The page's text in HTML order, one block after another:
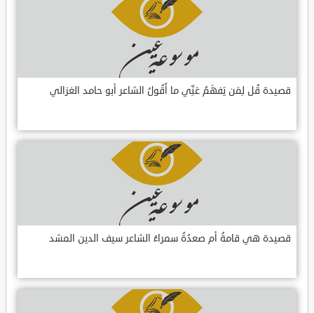
قصيدة قُل لِمَن يَفهَمُ عَنِّي ما أَقُولُ الشاعر أبو حامد الغزالي
قصيدة هي قامةُ أم صعدُةُ سمراءُ الشاعر سيف الدين المشد